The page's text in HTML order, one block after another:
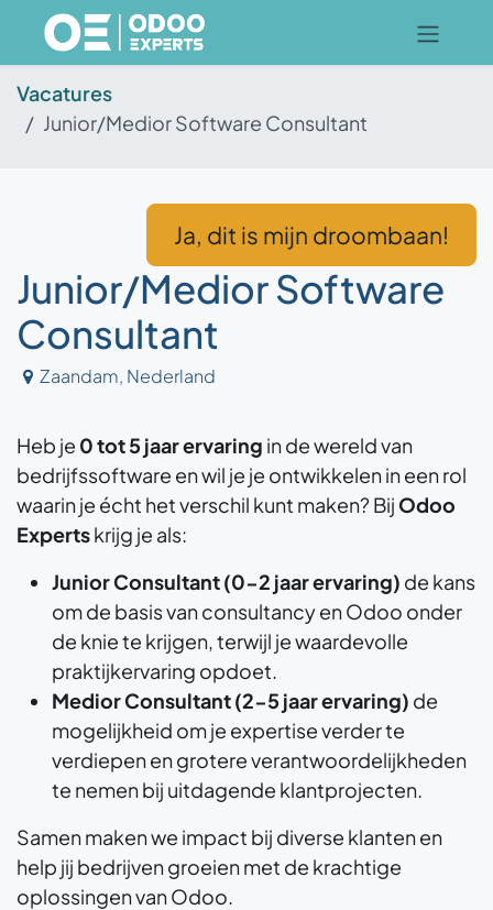
Overslaan naar inhoud
Vacatures
Junior/Medior Software Consultant
Ja, dit is mijn droombaan!
Junior/Medior Software
Consultant
Zaandam, Nederland
Heb je 0 tot 5 jaar ervaring in de wereld van
bedrijfssoftware en wil je je ontwikkelen in een rol
waarin je écht het verschil kunt maken? Bij Odoo
Expertskrijg je als:
Junior Consultant (0-2 jaar ervaring) de kans
om de basis van consultancy en Odoo onder
de knie te krijgen, terwijl je waardevolle
praktijkervaring opdoet.
Medior Consultant (2-5 jaar ervaring) de
mogelijkheid om je expertise verder te
verdiepen en grotere verantwoordelijkheden
te nemen bij uitdagende klantprojecten.
Samen maken we impact bij diverse klanten en
help jij bedrijven groeien met de krachtige
oplossingen van Odoo.